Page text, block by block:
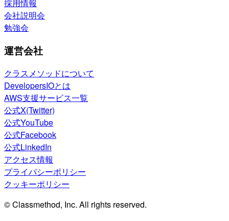
採用情報
会社説明会
勉強会
運営会社
クラスメソッドについて
DevelopersIOとは
AWS支援サービス一覧
公式X(Twitter)
公式YouTube
公式Facebook
公式LinkedIn
アクセス情報
プライバシーポリシー
クッキーポリシー
© Classmethod, Inc. All rights reserved.